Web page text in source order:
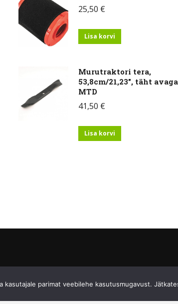
25,50 €
Lisa korvi
Murutraktori tera,
53,8cm/21,23", täht
MTD
41,50 €
Lisa korvi
parimat veebilehe kasutusmugavust.